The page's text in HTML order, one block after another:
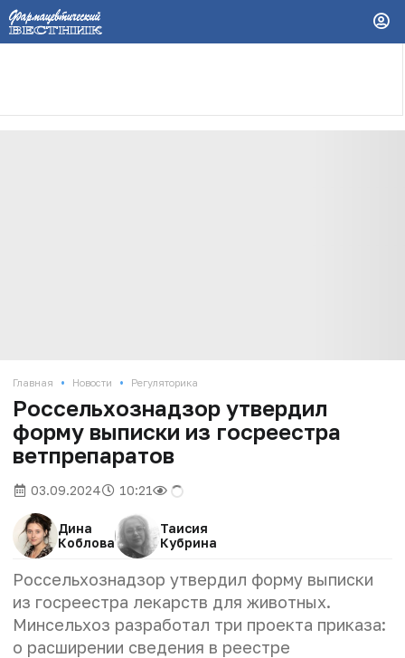
Главная • Новости • Регуляторика
Россельхознадзор утвердил
форму выписки из госреестра
ветпрепаратов
03.09.2024 10:21
Дина
Коблова
Таисия
Кубрина
Россельхознадзор утвердил форму выписки
из госреестра лекарств для животных.
Минсельхоз разработал три проекта приказа:
о расширении сведения в реестре